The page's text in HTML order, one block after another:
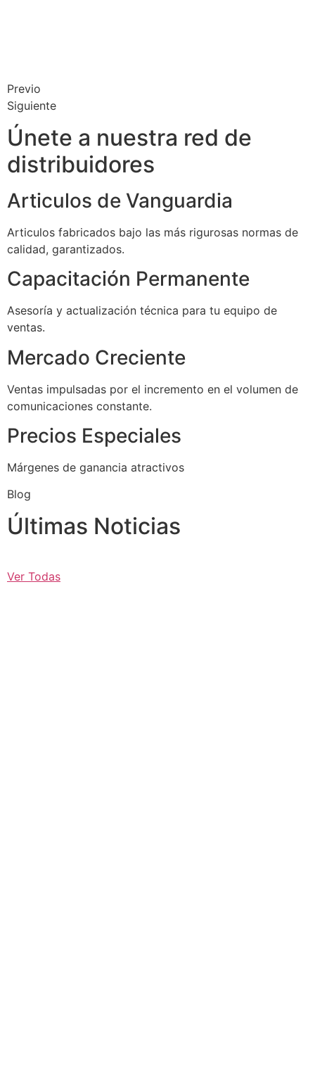
Previo
Siguiente
Únete a nuestra red de
distribuidores
Articulos de Vanguardia
Articulos fabricados bajo las más rigurosas normas de
calidad, garantizados.
Capacitación Permanente
Asesoría y actualización técnica para tu equipo de
ventas.
Mercado Creciente
Ventas impulsadas por el incremento en el volumen de
comunicaciones constante.
Precios Especiales
Márgenes de ganancia atractivos
Blog
Últimas Noticias
Ver Todas